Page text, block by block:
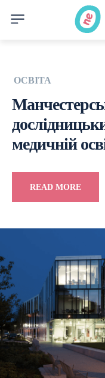
ОСВІТА
медичній
READ MORE